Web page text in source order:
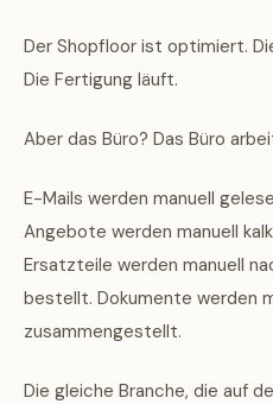
Der Shopfloor ist optimiert.
Die Fertigung läuft.
Aber das Büro? Das Büro
E-Mails werden manuell
Angebote werden manuell
Ersatzteile werden manuell
bestellt. Dokumente werden
zusammengestellt.
Die gleiche Branche, die auf